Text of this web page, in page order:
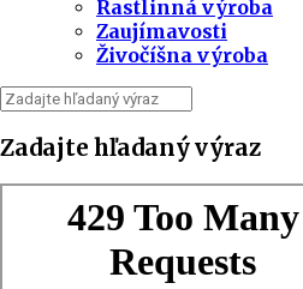
Rastlinná výroba
Zaujímavosti
Živočíšna výroba
Zadajte hľadaný výraz